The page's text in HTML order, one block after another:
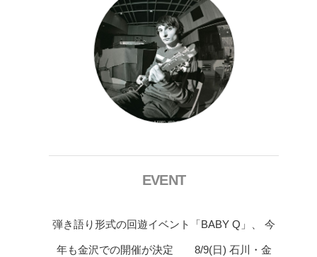
EVENT
弾き語り形式の回遊イベント「BABY Q」、 今
年も金沢での開催が決定 8/9(日) 石川・金